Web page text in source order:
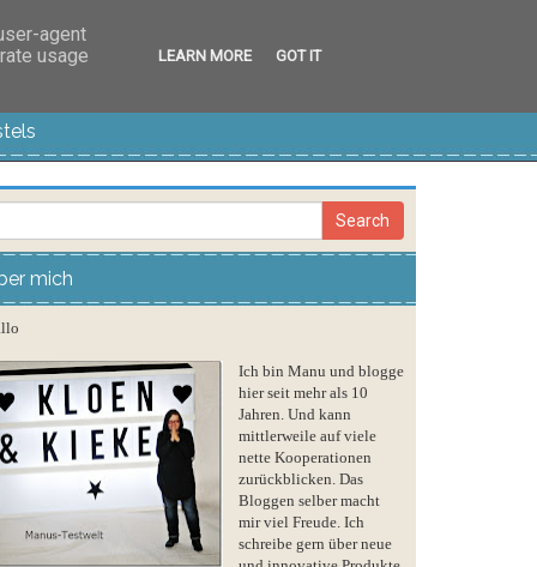
mich
Ich bin Manu und blogge
hier seit mehr als 10
Jahren. Und kann
mittlerweile auf viele
nette Kooperationen
zurückblicken. Das
Bloggen selber macht
mir viel Freude. Ich
schreibe gern über neue
agent
usage
LEARN MORE GOT IT